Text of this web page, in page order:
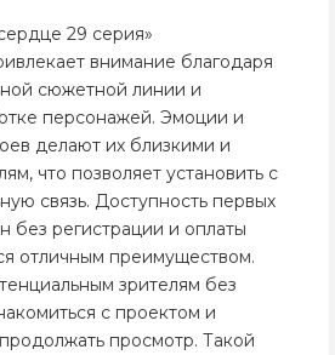
29 серия»
внимание благодаря
сюжетной линии и
персонажей. Эмоции и
делают их близкими и
что позволяет установить с
связь. Доступность первых
без регистрации и оплаты
отличным преимуществом.
зрителям без
с проектом и
просмотр. Такой